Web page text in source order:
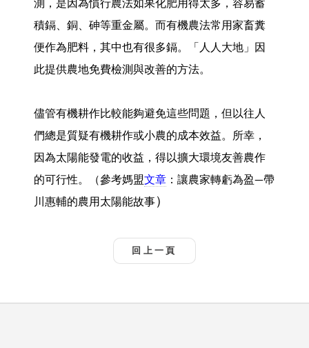
積鎘、銅、砷等重金屬。而有機農法常用家畜糞
便作為肥料，其中也有很多鎘。「人人大地」因
此提供農地免費檢測與改善的方法。
儘管有機耕作比較能夠避免這些問題，但以往人
們總是質疑有機耕作或小農的成本效益。所幸，
因為太陽能發電的收益，得以擴大環境友善農作
的可行性。（參考媽盟文章：讓農家轉虧為盈—帶
川惠輔的農用太陽能故事）